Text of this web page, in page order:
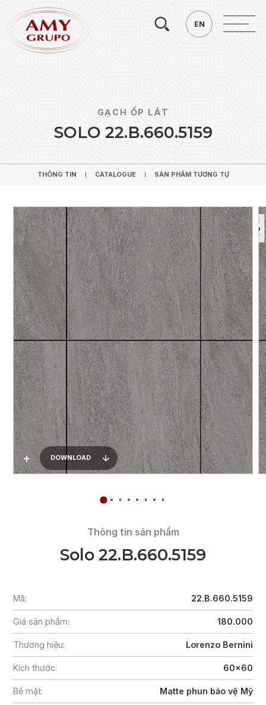
EN
GẠCH ỐP LÁT
SOLO 22.B.660.5159
THÔNG TIN CATALOGUE SẢN PHẨM TƯƠNG TỰ
DOWNLOAD
Thông tin sản phẩm
Solo 22.B.660.5159
Mã: 22.B.660.5159
Giá sản phẩm: 180.000
Thương hiệu: Lorenzo Bernini
Kích thước: 60x60
Bề mặt: Matte phun bảo vệ Mỹ
Tìm